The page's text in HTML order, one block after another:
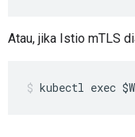
Atau, jika Istio mTLS
kubectl exec